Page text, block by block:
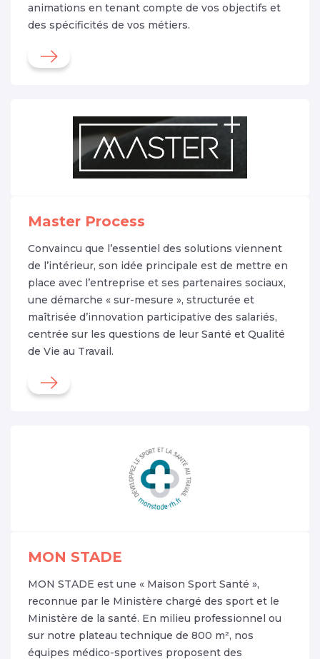
animations en tenant compte de vos objectifs et
des spécificités de vos métiers.
Master Process
Convaincu que l’essentiel des solutions viennent
de l’intérieur, son idée principale est de mettre en
place avec l’entreprise et ses partenaires sociaux,
une démarche « sur-mesure », structurée et
maîtrisée d’innovation participative des salariés,
centrée sur les questions de leur Santé et Qualité
de Vie au Travail.
MON STADE
MON STADE est une « Maison Sport Santé »,
reconnue par le Ministère chargé des sport et le
Ministère de la santé. En milieu professionnel ou
sur notre plateau technique de 800 m², nos
équipes médico-sportives proposent des